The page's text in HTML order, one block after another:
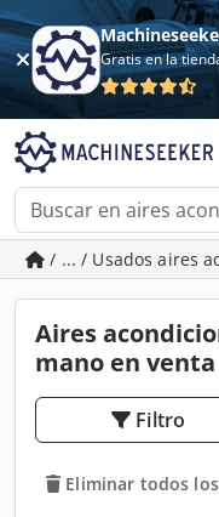
/ ... / Usados aires
Aires
mano en venta
Filtro
Eliminar todos